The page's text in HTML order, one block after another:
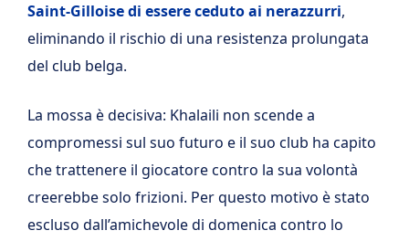
Saint-Gilloise di essere ceduto ai nerazzurri,
eliminando il rischio di una resistenza prolungata
del club belga.
La mossa è decisiva: Khalaili non scende a
compromessi sul suo futuro e il suo club ha capito
che trattenere il giocatore contro la sua volontà
creerebbe solo frizioni. Per questo motivo è stato
escluso dall’amichevole di domenica contro lo